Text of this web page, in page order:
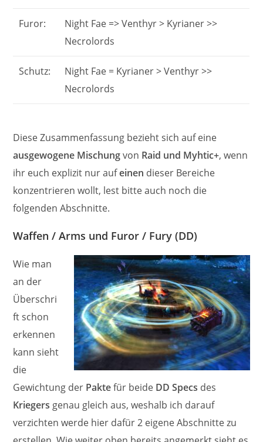
Furor:
Night Fae => Venthyr > Kyrianer >>
Necrolords
Schutz:
Night Fae = Kyrianer > Venthyr >>
Necrolords
Diese Zusammenfassung bezieht sich auf eine
ausgewogene Mischungvon Raid und Myhtic+, wenn
ihr euch explizit nur aufeinen dieser Bereiche
konzentrieren wollt, lest bitte auch noch die
folgenden Abschnitte.
Waffen / Arms und Furor / Fury (DD)
Wie man
an der
Überschri
ft schon
erkennen
kann sieht
die
Gewichtung der Paktefür beide DD Specs des
Kriegers genau gleich aus, weshalb ich darauf
verzichten werde hier dafür 2 eigene Abschnitte zu